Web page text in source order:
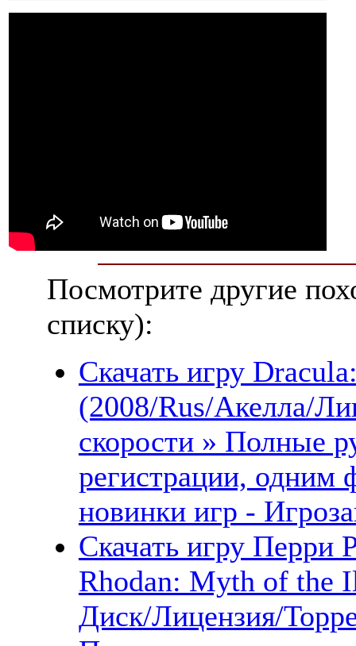
Посмотрите другие
списку):
Скачать игру
(2008/Rus/Акелла/
скорости » Полные
регистрации, одним
новинки игр -
Скачать игру Перри
Rhodan: Myth of the
Диск/Лицензия/